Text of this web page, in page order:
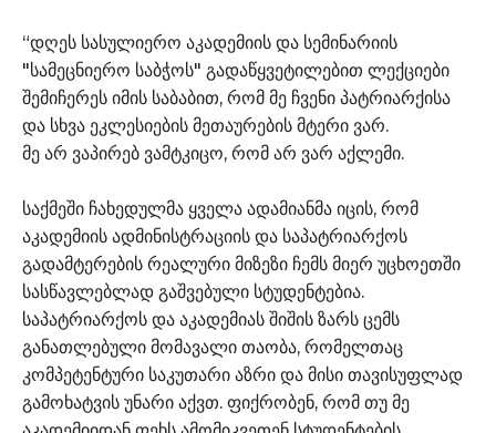
“დღეს სასულიერო აკადემიის და სემინარიის
"სამეცნიერო საბჭოს" გადაწყვეტილებით ლექციები
შემიჩერეს იმის საბაბით, რომ მე ჩვენი პატრიარქისა
და სხვა ეკლესიების მეთაურების მტერი ვარ.
მე არ ვაპირებ ვამტკიცო, რომ არ ვარ აქლემი.
საქმეში ჩახედულმა ყველა ადამიანმა იცის, რომ
აკადემიის ადმინისტრაციის და საპატრიარქოს
გადამტერების რეალური მიზეზი ჩემს მიერ უცხოეთში
სასწავლებლად გაშვებული სტუდენტებია.
საპატრიარქოს და აკადემიას შიშის ზარს ცემს
განათლებული მომავალი თაობა, რომელთაც
კომპეტენტური საკუთარი აზრი და მისი თავისუფლად
გამოხატვის უნარი აქვთ. ფიქრობენ, რომ თუ მე